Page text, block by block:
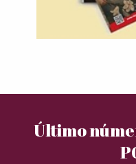
Último